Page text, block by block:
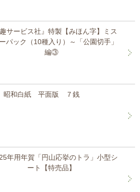
趣サービス社』特製【みほん字】ミス
パック（10種入り）～「公園切手」
編③
昭和白紙 平面版 ７銭
年用年賀「円山応挙のトラ」小型シ
ート【特売品】